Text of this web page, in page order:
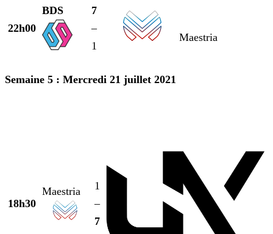
22h00
BDS
7
–
1
Maestria
Semaine 5 : Mercredi 21 juillet 2021
18h30
Maestria
1
–
7